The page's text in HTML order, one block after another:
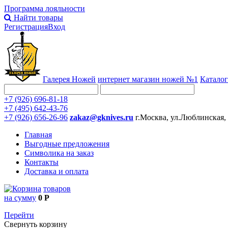
Программа лояльности
Найти товары
РегистрацияВход
Галерея Ножей интернет магазин ножей №1
+7 (926) 696-81-18
+7 (495) 642-43-76
+7 (926) 656-26-96 zakaz@gknives.ru г.Москва,
Главная
Выгодные предложения
Символика на заказ
Контакты
Доставка и оплата
товаров
на сумму 0 Р
Перейти
Свернуть корзину